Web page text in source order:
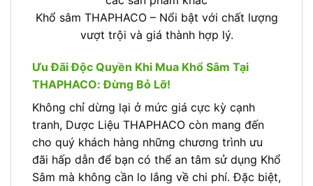
Khổ sâm THAPHACO – Nổi bật với chất lượng
vượt trội và giá thành hợp lý.
Ưu Đãi Độc Quyền Khi Mua Khổ Sâm Tại
THAPHACO: Đừng Bỏ Lỡ!
Không chỉ dừng lại ở mức giá cực kỳ cạnh
tranh, Dược Liệu THAPHACO còn mang đến
cho quý khách hàng những chương trình ưu
đãi hấp dẫn để bạn có thể an tâm sử dụng Khổ
Sâm mà không cần lo lắng về chi phí. Đặc biệt,